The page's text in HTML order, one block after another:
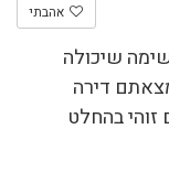
אהבתי
שיכולה
דירה
בהחלט